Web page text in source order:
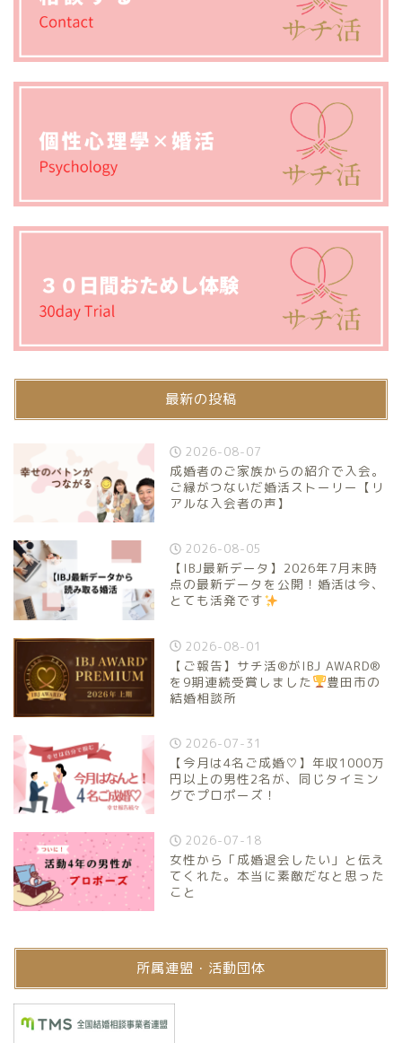
最新の投稿
2026-08-07
成婚者のご家族からの紹介で入会。
ご縁がつないだ婚活ストーリー【リ
アルな入会者の声】
2026-08-05
【IBJ最新データ】2026年7月末時
点の最新データを公開！婚活は今、
とても活発です
2026-08-01
【ご報告】サチ活®がIBJ AWARD®
を9期連続受賞しました
豊田市の
結婚相談所
2026-07-31
【今月は4名ご成婚♡】年収1000万
円以上の男性2名が、同じタイミン
グでプロポーズ！
2026-07-18
女性から「成婚退会したい」と伝え
てくれた。本当に素敵だなと思った
こと
所属連盟・活動団体